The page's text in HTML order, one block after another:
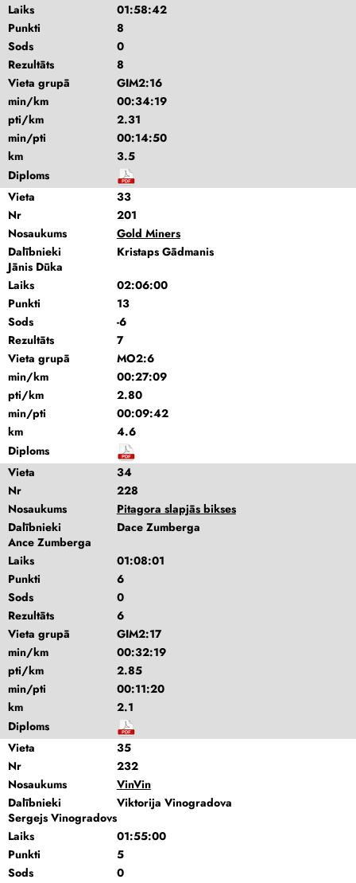
Laiks
01:58:42
Punkti
8
Sods
0
Rezultāts
8
Vieta grupā
GIM2:16
min/km
00:34:19
pti/km
2.31
min/pti
00:14:50
km
3.5
Diploms
Vieta
33
Nr
201
Nosaukums
Gold Miners
Dalībnieki
Kristaps Gādmanis
Jānis Dūka
Laiks
02:06:00
Punkti
13
Sods
-6
Rezultāts
7
Vieta grupā
MO2:6
min/km
00:27:09
pti/km
2.80
min/pti
00:09:42
km
4.6
Diploms
Vieta
34
Nr
228
Nosaukums
Pitagora slapjās bikses
Dalībnieki
Dace Zumberga
Ance Zumberga
Laiks
01:08:01
Punkti
6
Sods
0
Rezultāts
6
Vieta grupā
GIM2:17
min/km
00:32:19
pti/km
2.85
min/pti
00:11:20
km
2.1
Diploms
Vieta
35
Nr
232
Nosaukums
VinVin
Dalībnieki
Viktorija Vinogradova
Sergejs Vinogradovs
Laiks
01:55:00
Punkti
5
Sods
0